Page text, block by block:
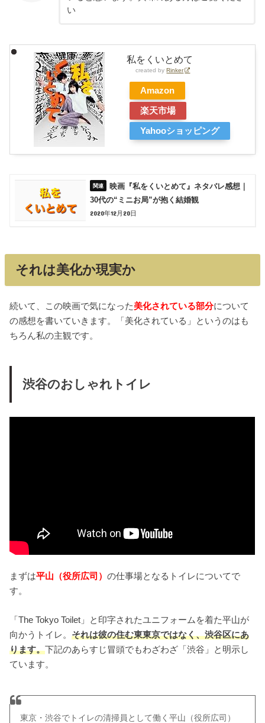
い
私をくいとめて
created byRinker
Amazon
楽天市場
Yahooショッピング
映画『私をくいとめて』ネタバレ感想｜
30代の“ミニお局”が抱く結婚観
2020年12月20日
それは美化か現実か
続いて、この映画で気になった美化されている部分について
の感想を書いていきます。「美化されている」というのはも
ちろん私の主観です。
渋谷のおしゃれトイレ
まずは平山（役所広司）の仕事場となるトイレについてで
す。
「The Tokyo Toilet」と印字されたユニフォームを着た平山が
向かうトイレ。それは彼の住む東東京ではなく、渋谷区にあ
ります。下記のあらすじ冒頭でもわざわざ「渋谷」と明示し
ています。
東京・渋谷でトイレの清掃員として働く平山（役所広司）